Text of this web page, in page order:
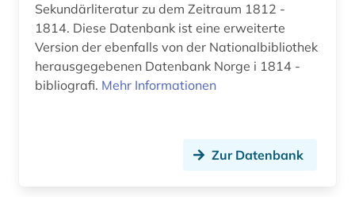
ausgrabung (2)
ausländer (2)
ausländisches kulturgut (1)
ausstellungskatalog (2)
Sekundärliteratur zu dem Zeitraum 1812 -
1814. Diese Datenbank ist eine erweiterte
Version der ebenfalls von der Nationalbibliothek
herausgegebenen Datenbank Norge i 1814 -
bibliografi. Mehr Informationen
Zur Datenbank